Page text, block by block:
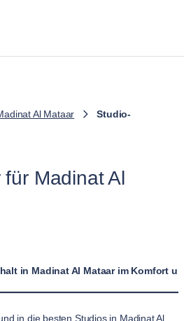
Al Mataar Studio-
Madinat Al
in Madinat Al Mataar im Komfort
in die besten Studios in Madinat Al